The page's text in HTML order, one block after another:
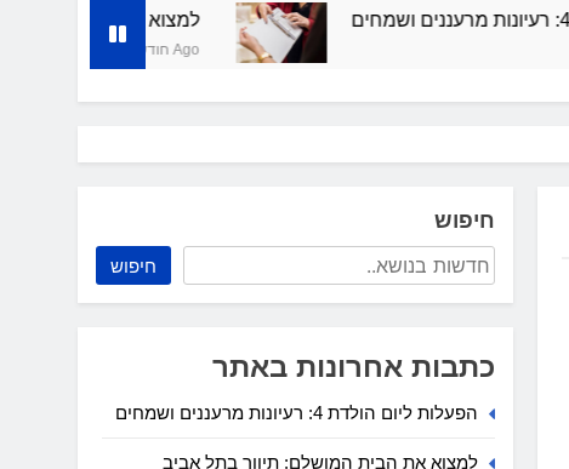
למצוא את הבית המושלם:
חודש 1 Ago
חיפוש
חיפוש
כתבות אחרונות באתר
הפעלות ליום הולדת 4: רעיונות מרעננים ושמחים
למצוא את הבית המושלם: תיווך בתל אביב